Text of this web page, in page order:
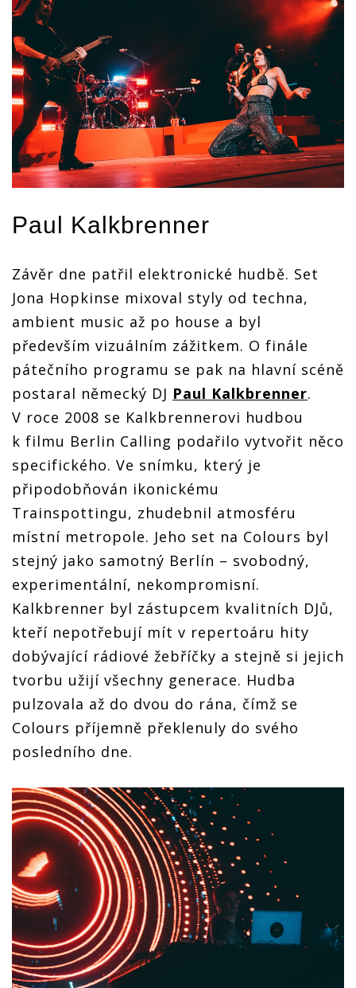
Paul Kalkbrenner
Závěr dne patřil elektronické hudbě. Set
Jona Hopkinse mixoval styly od techna,
ambient music až po house a byl
především vizuálním zážitkem. O finále
pátečního programu se pak na hlavní scéně
postaral německý DJ Paul Kalkbrenner.
V roce 2008 se Kalkbrennerovi hudbou
k filmu Berlin Calling podařilo vytvořit něco
specifického. Ve snímku, který je
připodobňován ikonickému
Trainspottingu, zhudebnil atmosféru
místní metropole. Jeho set na Colours byl
stejný jako samotný Berlín – svobodný,
experimentální, nekompromisní.
Kalkbrenner byl zástupcem kvalitních DJů,
kteří nepotřebují mít v repertoáru hity
dobývající rádiové žebříčky a stejně si jejich
tvorbu užijí všechny generace. Hudba
pulzovala až do dvou do rána, čímž se
Colours příjemně překlenuly do svého
posledního dne.